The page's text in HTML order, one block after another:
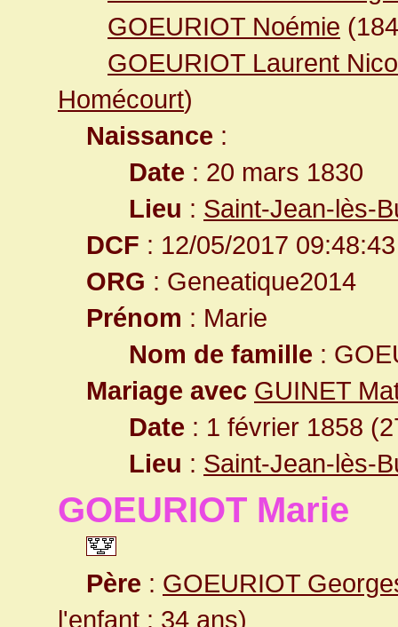
GOEURIOT Noémie
GOEURIOT Laurent
Homécourt)
Naissance :
Date : 20 mars 1830
Lieu : Saint-Jean-lès-
DCF : 12/05/2017 09:48:43
ORG : Geneatique2014
Prénom : Marie
Nom de famille :
Mariage avec GUINET
Date : 1 février 1858
Lieu : Saint-Jean-lès-
GOEURIOT Marie
Père : GOEURIOT
l'enfant : 34 ans)